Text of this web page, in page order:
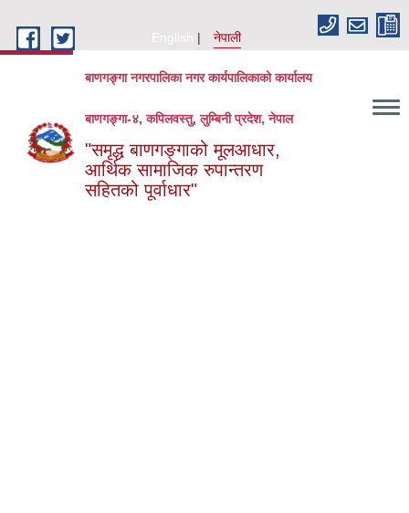
English
नेपाली
बाणगङ्गा नगरपालिका नगर कार्यपालिकाको कार्यालय
बाणगङ्गा-४, कपिलवस्तु, लुम्बिनी प्रदेश, नेपाल
"समृद्ध बाणगङ्गाको मूलआधार,
आर्थिक सामाजिक रुपान्तरण
सहितको पूर्वाधार"